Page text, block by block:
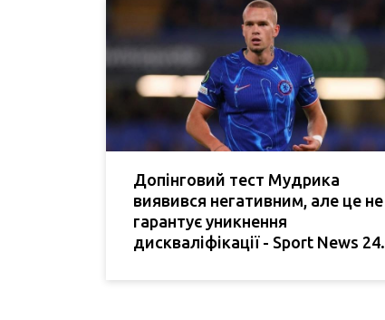
Допінговий тест Мудрика
виявився негативним, але це не
гарантує уникнення
дискваліфікації - Sport News 24.